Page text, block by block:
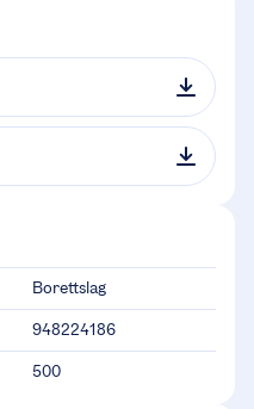
Borettslag
948224186
500